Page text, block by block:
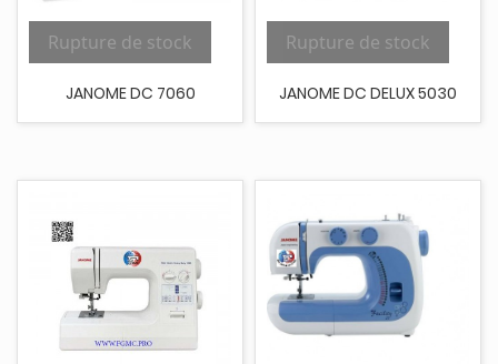
Rupture de stock
JANOME DC 7060
Rupture de stock
JANOME DC DELUX 5030